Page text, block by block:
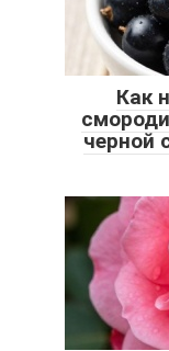
Как
черной